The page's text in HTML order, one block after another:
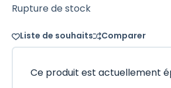
Rupture de stock
Liste de souhaits Comparer
Ce produit est actuellement